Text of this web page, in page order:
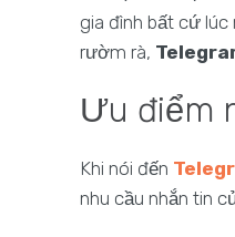
gia đình bất cứ lúc
rườm rà,
Ưu điểm
Khi nói đến
nhu cầu nhắn tin